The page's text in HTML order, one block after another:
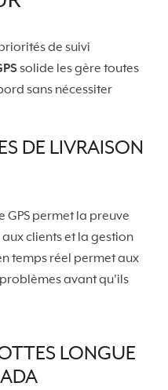
de suivi
solide les gère toutes
sans nécessiter
DE LIVRAISON
GPS permet la preuve
clients et la gestion
temps réel permet aux
avant qu'ils
LONGUE